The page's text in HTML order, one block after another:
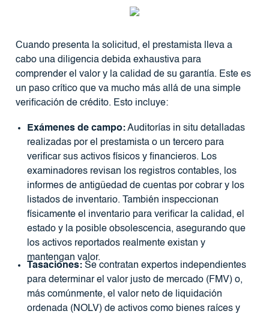
Cuando presenta la solicitud, el prestamista lleva a
cabo una diligencia debida exhaustiva para
comprender el valor y la calidad de su garantía. Este es
un paso crítico que va mucho más allá de una simple
verificación de crédito. Esto incluye:
Exámenes de campo:Auditorías in situ detalladas
realizadas por el prestamista o un tercero para
verificar sus activos físicos y financieros. Los
examinadores revisan los registros contables, los
informes de antigüedad de cuentas por cobrar y los
listados de inventario. También inspeccionan
físicamente el inventario para verificar la calidad, el
estado y la posible obsolescencia, asegurando que
los activos reportados realmente existan y
mantengan valor.
Tasaciones:Se contratan expertos independientes
para determinar el valor justo de mercado (FMV) o,
más comúnmente, el valor neto de liquidación
ordenada (NOLV) de activos como bienes raíces y